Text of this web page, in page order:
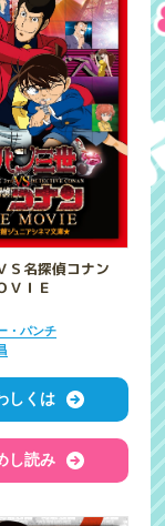
Ｓ名探偵コナン
ＩＥ
・パンチ
しくは
し読み